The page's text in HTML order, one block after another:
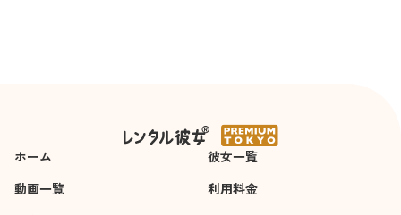
ホーム
彼女一覧
動画一覧
利用料金